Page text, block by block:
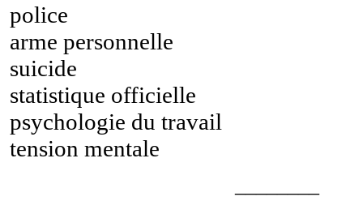
police
arme personnelle
suicide
statistique officielle
psychologie du travail
tension mentale